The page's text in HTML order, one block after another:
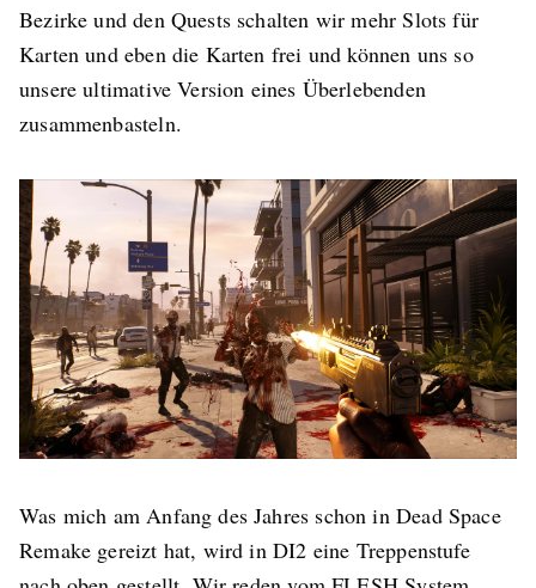
Bezirke und den Quests schalten wir mehr Slots für
Karten und eben die Karten frei und können uns so
unsere ultimative Version eines Überlebenden
zusammenbasteln.
Was mich am Anfang des Jahres schon in Dead Space
Remake gereizt hat, wird in DI2 eine Treppenstufe